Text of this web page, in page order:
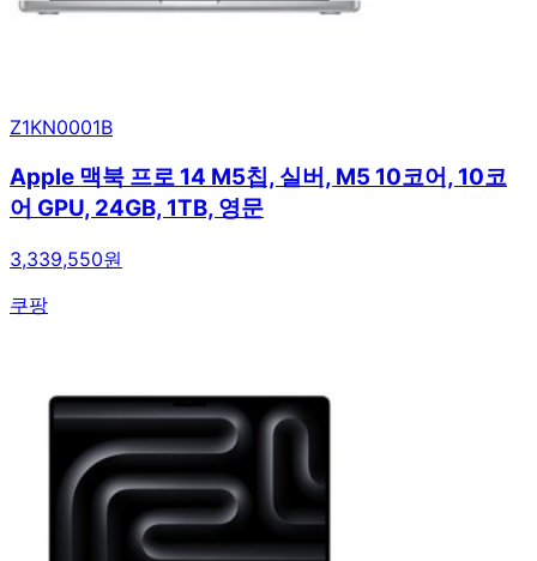
Z1KN0001B
Apple 맥북 프로 14 M5칩, 실버, M5 10코어, 10코
어 GPU, 24GB, 1TB, 영문
3,339,550원
쿠팡